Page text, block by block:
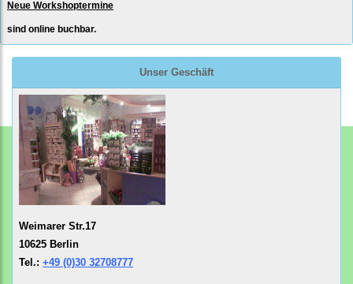
Neue Workshoptermine
sind online buchbar.
Unser Geschäft
Weimarer Str.17
10625 Berlin
Tel.: +49 (0)30 32708777